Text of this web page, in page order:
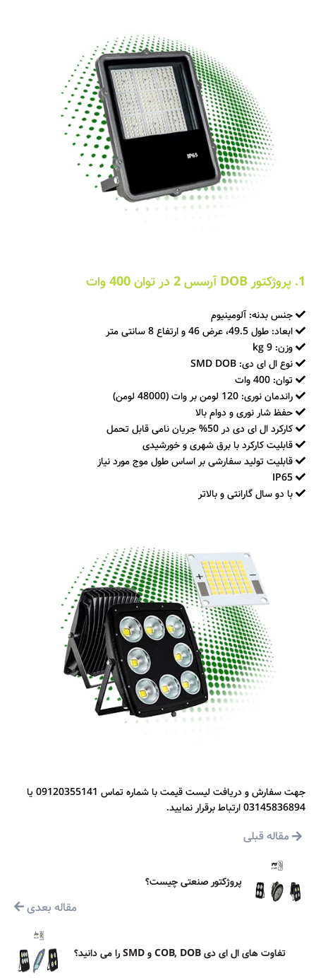
1. پروژکتور DOB آرسس 2 در توان 400 وات
جنس بدنه: آلومینیوم
ابعاد: طول 49.5، عرض 46 و ارتفاع 8 سانتی متر
وزن: 9 kg
نوع ال ای دی: SMD DOB
توان: 400 وات
راندمان نوری: 120 لومن بر وات (48000 لومن)
حفظ شار نوری و دوام بالا
کارکرد ال ای دی در 50% جریان نامی قابل تحمل
قابلیت کارکرد با برق شهری و خورشیدی
قابلیت تولید سفارشی بر اساس طول موج مورد نیاز
با دو سال گارانتی و بالاتر
جهت سفارش و دریافت لیست قیمت با شماره تماس 09120355141 یا
03145836894 ارتباط برقرار نمایید.
مقاله قبلی
پروژکتور صنعتی چیست؟
مقاله بعدی
تفاوت های ال ای دی COB, DOB و SMD را می دانید؟